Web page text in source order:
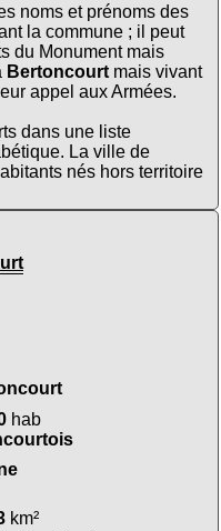
noms et prénoms des
la commune ; il peut
du Monument mais
Bertoncourtmais vivant
appel aux Armées.
dans une liste
La ville de
nés hors territoire
hab
km²